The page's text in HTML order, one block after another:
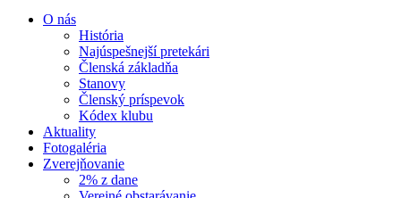
O nás
História
Najúspešnejší pretekári
Členská základňa
Stanovy
Členský príspevok
Kódex klubu
Aktuality
Fotogaléria
Zverejňovanie
2% z dane